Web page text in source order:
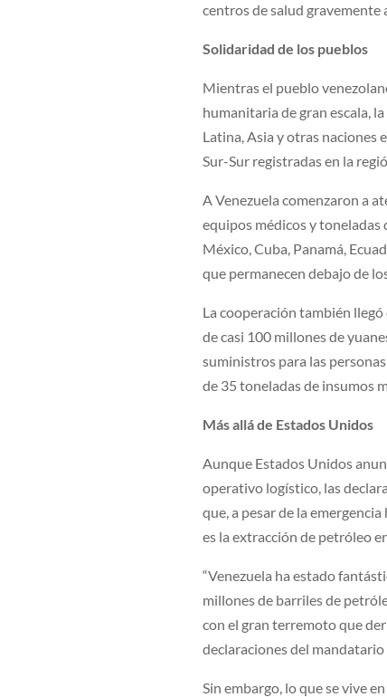
centros de salud
Solidaridad de los pueblos
Mientras el pueblo
humanitaria de gran escala,
Latina, Asia y otras naciones
Sur-Sur registradas en la
A Venezuela comenzaron a
equipos médicos y
México, Cuba, Panamá,
que permanecen debajo de
La cooperación también
de casi 100 millones de
suministros para las
de 35 toneladas de insumos
Más allá de Estados Unidos
Aunque Estados Unidos
operativo logístico, las
que, a pesar de la
es la extracción de petróleo
“Venezuela ha estado
millones de barriles de
con el gran terremoto que
declaraciones del
Sin embargo, lo que se vive